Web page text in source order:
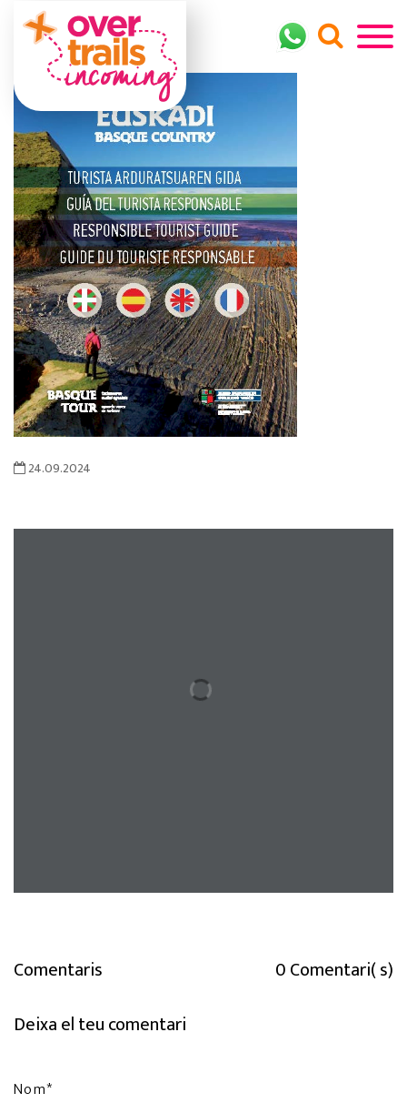
24.09.2024
Comentaris
0 Comentari( s)
Deixa el teu comentari
Nom*